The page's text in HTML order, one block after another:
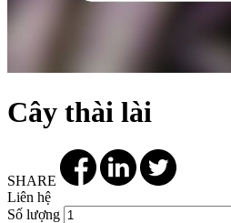
Cây thài lài
SHARE
Liên hệ
Số lượng